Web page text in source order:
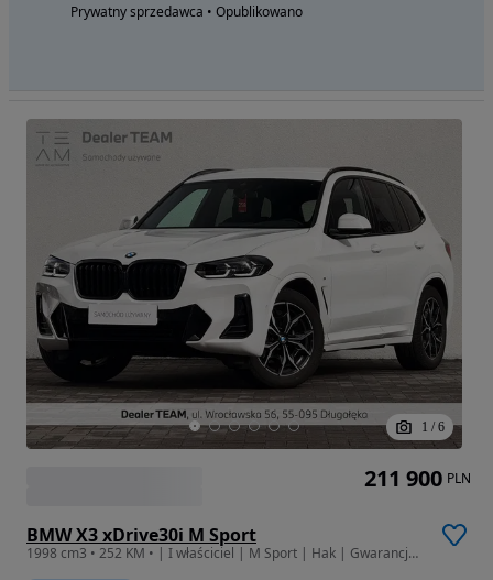
Prywatny sprzedawca • Opublikowano
1 / 6
BMW X3 xDrive30i M Sport
1998 cm3 • 252 KM • | I właściciel | M Sport | Hak | Gwarancja | Bezwypadkowy | FVAT23% |
211 900 PLN